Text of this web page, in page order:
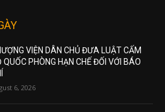
VIỆN DÂN CHỦ ĐƯA LUẬT CẤM
QUỐC PHÒNG HẠN CHẾ ĐỐI VỚI BÁO
6, 2026